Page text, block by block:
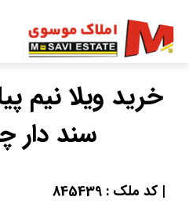
خرید ویلا نیم
سند دار
| کد ملک : 845439